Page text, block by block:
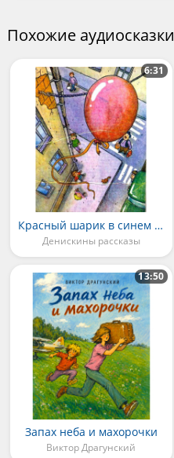
Похожие аудиосказки
Красный шарик в синем небе
Денискины рассказы
6:31
Запах неба и махорочки
Виктор Драгунский
13:50